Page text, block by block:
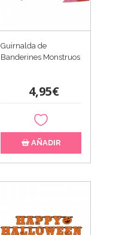
Guirnalda de
Banderines Monstruos
4,95€
AÑADIR